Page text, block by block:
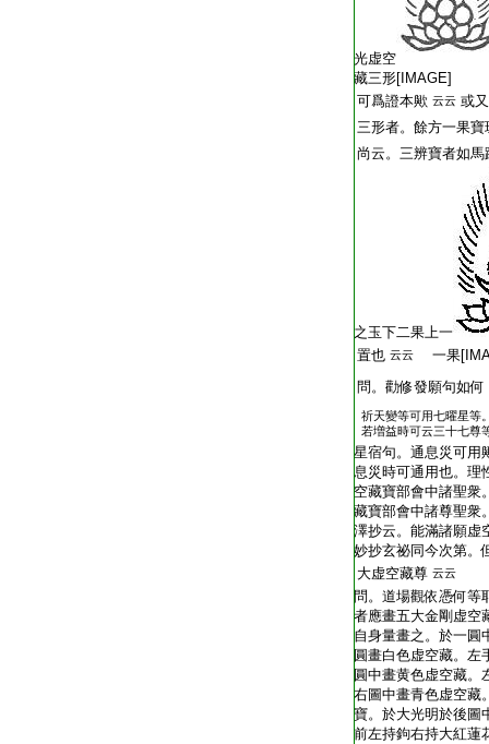
光虚空
藏三形[IMAGE]
可爲證本歟 云云 或
三形者。餘方一果
尚云。三辨寶者如馬
之玉下二果上一
置也 云云
一果
問。勸修發願句如
祈天變等可用七曜星等
若増益時可云三十七尊
星宿句。通息災可用
息災時可通用也。理
空藏寶部會中諸聖衆
藏寶部會中諸尊聖衆
澤抄云。能滿諸願虚
妙抄玄祕同今次第。
大虚空藏尊 云云
問。道場觀依憑何
者應畫五大金剛虚空
自身量畫之。於一圓
圓畫白色虚空藏。左
圓中畫黄色虚空藏。
右圖中畫青色虚空藏
寶。於大光明於後圖
前左持鉤右持大紅蓮